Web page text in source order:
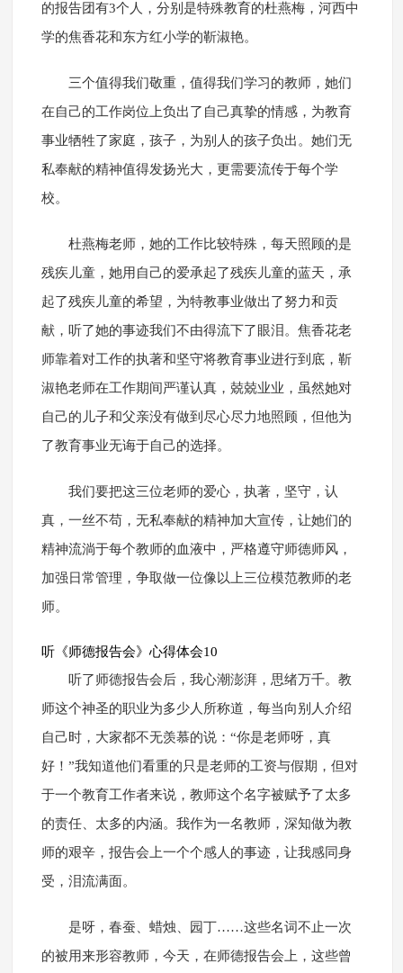
的报告团有3个人，分别是特殊教育的杜燕梅，河西中
学的焦香花和东方红小学的靳淑艳。
三个值得我们敬重，值得我们学习的教师，她们
在自己的工作岗位上负出了自己真挚的情感，为教育
事业牺牲了家庭，孩子，为别人的孩子负出。她们无
私奉献的精神值得发扬光大，更需要流传于每个学
校。
杜燕梅老师，她的工作比较特殊，每天照顾的是
残疾儿童，她用自己的爱承起了残疾儿童的蓝天，承
起了残疾儿童的希望，为特教事业做出了努力和贡
献，听了她的事迹我们不由得流下了眼泪。焦香花老
师靠着对工作的执著和坚守将教育事业进行到底，靳
淑艳老师在工作期间严谨认真，兢兢业业，虽然她对
自己的儿子和父亲没有做到尽心尽力地照顾，但他为
了教育事业无诲于自己的选择。
我们要把这三位老师的爱心，执著，坚守，认
真，一丝不苟，无私奉献的精神加大宣传，让她们的
精神流淌于每个教师的血液中，严格遵守师德师风，
加强日常管理，争取做一位像以上三位模范教师的老
师。
听《师德报告会》心得体会10
听了师德报告会后，我心潮澎湃，思绪万千。教
师这个神圣的职业为多少人所称道，每当向别人介绍
自己时，大家都不无羡慕的说：“你是老师呀，真
好！”我知道他们看重的只是老师的工资与假期，但对
于一个教育工作者来说，教师这个名字被赋予了太多
的责任、太多的内涵。我作为一名教师，深知做为教
师的艰辛，报告会上一个个感人的事迹，让我感同身
受，泪流满面。
是呀，春蚕、蜡烛、园丁……这些名词不止一次
的被用来形容教师，今天，在师德报告会上，这些曾